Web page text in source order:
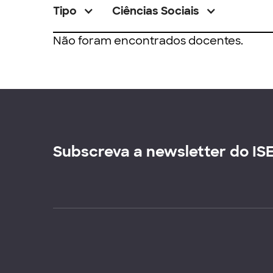
Tipo Ciências Sociais
Não foram encontrados docentes.
Subscreva a newsletter do